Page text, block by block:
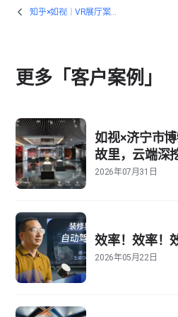
知乎×如视｜VR展厅案例深度拆解
更多「客户案例」
如视×济宁市
故里，云端深
2026年07月31日
效率！效率！
2026年05月22日